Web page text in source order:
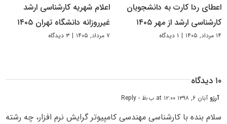
اعطای ردا کارت به دانشجویان
کارشناسی ارشد از مهر ۱۴۰۵
۱۴ مرداد, ۱۴۰۵ | ۱ دیدگاه
اعلام شهریه کارشناسی ارشد
غیرروزانه دانشگاه تهران ۱۴۰۵
۷ مرداد, ۱۴۰۵ | ۳ دیدگاه
۱۰ دیدگاه
آرزوآبان ۶, ۱۳۹۸ at ۱۲:۰۰ ب٫ظ - Reply
سلام بنده با کارشناسی مهندسی کامپیوتر گرایش نرم افزار، چه رشته